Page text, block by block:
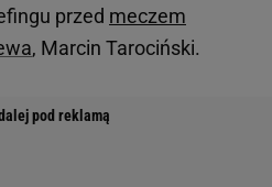
przed meczem
, Marcin Tarociński.